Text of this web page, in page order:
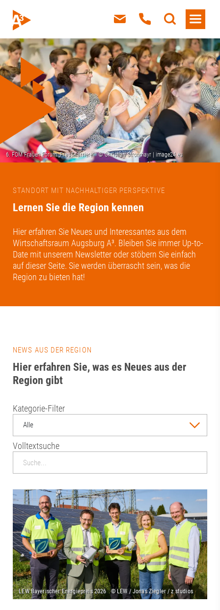
STANDORT MIT NACHHALTIGER PERSPEKTIVE
Lernen Sie die Region kennen
Hier erfahren Sie Neues und Interessantes aus dem
Wirtschaftsraum Augsburg A³. Bleiben Sie immer Up-to-
Date mit unserem Newsletter oder stöbern Sie einfach
auf dieser Seite. Sie werden überrascht sein, was die
Region zu bieten hat!
NEWS AUS DER REGION
Hier erfahren Sie, was es Neues aus der
Region gibt
Kategorie-Filter
Alle
Volltextsuche